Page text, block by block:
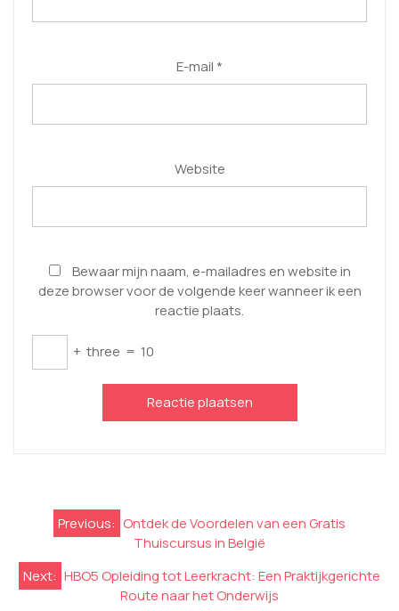
E-mail *
Website
Bewaar mijn naam, e-mailadres en website in
deze browser voor de volgende keer wanneer ik een
reactie plaats.
+ three = 10
Berichtnavigatie
Previous: Ontdek de Voordelen van een Gratis
Thuiscursus in België
Next: HBO5 Opleiding tot Leerkracht: Een Praktijkgerichte
Route naar het Onderwijs